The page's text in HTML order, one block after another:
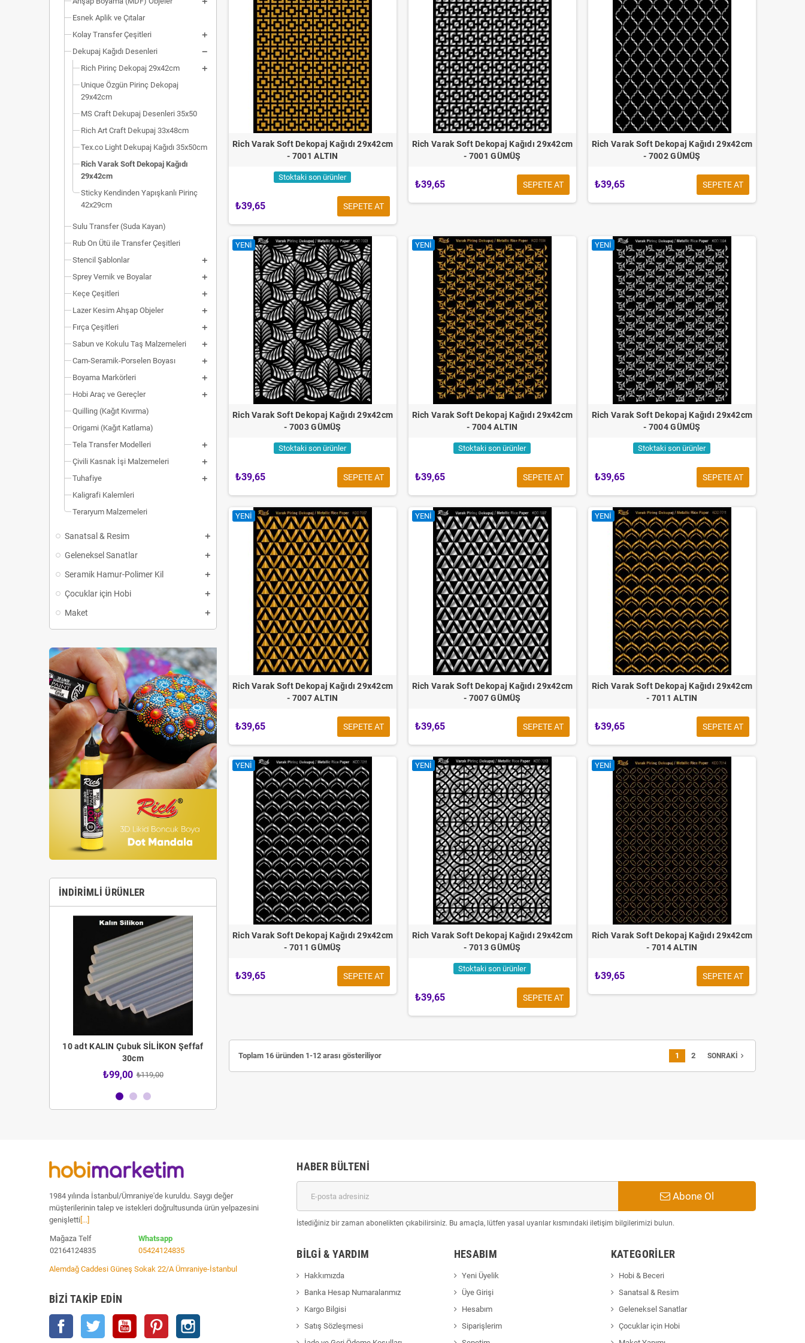
Esnek Aplik ve Çıtalar
Kolay Transfer Çeşitleri
Dekupaj Kağıdı Desenleri
Rich Pirinç Dekopaj 29x42cm
Unique Özgün Pirinç Dekopaj
29x42cm
MS Craft Dekupaj Desenleri 35x50
Rich Art Craft Dekupaj 33x48cm
Tex.co Light Dekupaj Kağıdı 35x50cm
Rich Varak Soft Dekopaj Kağıdı
29x42cm
Sticky Kendinden Yapışkanlı Pirinç
42x29cm
Sulu Transfer (Suda Kayan)
Rub On Ütü ile Transfer Çeşitleri
Stencil Şablonlar
Sprey Vernik ve Boyalar
Keçe Çeşitleri
Lazer Kesim Ahşap Objeler
Fırça Çeşitleri
Sabun ve Kokulu Taş Malzemeleri
Cam-Seramik-Porselen Boyası
Boyama Markörleri
Hobi Araç ve Gereçler
Quilling (Kağıt Kıvırma)
Origami (Kağıt Katlama)
Tela Transfer Modelleri
Çivili Kasnak İşi Malzemeleri
Tuhafiye
Kaligrafi Kalemleri
Teraryum Malzemeleri
Sanatsal & Resim
Geleneksel Sanatlar
Seramik Hamur-Polimer Kil
Çocuklar için Hobi
Maket
İNDIRIMLI ÜRÜNLER
10 adt KALIN Çubuk SİLİKON Şeffaf
30cm
₺99,00 ₺119,00
30cm
₺59,00 ₺79,00 ₺99,00 ₺119,00
Rich Varak Soft Dekopaj Kağıdı 29x42cm
- 7001 ALTIN
Stoktaki son ürünler
₺39,65 SEPETE AT
Rich Varak Soft Dekopaj Kağıdı 29x42cm
- 7001 GÜMÜŞ
₺39,65 SEPETE AT
Rich Varak Soft Dekopaj Kağıdı 29x42cm
- 7002 GÜMÜŞ
₺39,65 SEPETE AT
YENI
Rich Varak Soft Dekopaj Kağıdı 29x42cm
- 7003 GÜMÜŞ
Stoktaki son ürünler
₺39,65 SEPETE AT
YENI
Rich Varak Soft Dekopaj Kağıdı 29x42cm
- 7004 ALTIN
Stoktaki son ürünler
₺39,65 SEPETE AT
YENI
Rich Varak Soft Dekopaj Kağıdı 29x42cm
- 7004 GÜMÜŞ
Stoktaki son ürünler
₺39,65 SEPETE AT
YENI
Rich Varak Soft Dekopaj Kağıdı 29x42cm
- 7007 ALTIN
₺39,65 SEPETE AT
YENI
Rich Varak Soft Dekopaj Kağıdı 29x42cm
- 7007 GÜMÜŞ
₺39,65 SEPETE AT
YENI
Rich Varak Soft Dekopaj Kağıdı 29x42cm
- 7011 ALTIN
₺39,65 SEPETE AT
YENI
Rich Varak Soft Dekopaj Kağıdı 29x42cm
- 7011 GÜMÜŞ
₺39,65 SEPETE AT
YENI
Rich Varak Soft Dekopaj Kağıdı 29x42cm
- 7013 GÜMÜŞ
Stoktaki son ürünler
₺39,65 SEPETE AT
YENI
Rich Varak Soft Dekopaj Kağıdı 29x42cm
- 7014 ALTIN
₺39,65 SEPETE AT
Toplam 16 üründen 1-12 arası gösteriliyor 1 2 SONRAKI navigate_next
1984 yılında İstanbul/Ümraniye'de kuruldu. Saygı değer
müşterilerinin talep ve istekleri doğrultusunda ürün yelpazesini
genişletti[...]
Mağaza Telf
02164124835
Whatsapp
05424124835
Alemdağ Caddesi Güneş Sokak 22/A Ümraniye-İstanbul
BIZI TAKIP EDIN
Facebook Twitter YouTube Pinterest
HABER BÜLTENI
Abone Ol
İstediğiniz bir zaman abonelikten çıkabilirsiniz. Bu amaçla, lütfen yasal uyarılar kısmındaki iletişim bilgilerimizi bulun.
BILGI & YARDIM
Hakkımızda
Banka Hesap Numaralarımız
Kargo Bilgisi
Satış Sözleşmesi
HESABIM
Yeni Üyelik
Üye Girişi
Hesabım
Siparişlerim
KATEGORILER
Hobi & Beceri
Sanatsal & Resim
Geleneksel Sanatlar
Çocuklar için Hobi